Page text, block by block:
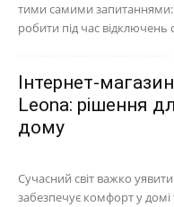
тими самими запитаннями:
робити під час відключень
Інтернет-
Leona: рішення
дому
Сучасний світ важко
забезпечує комфорт у домі